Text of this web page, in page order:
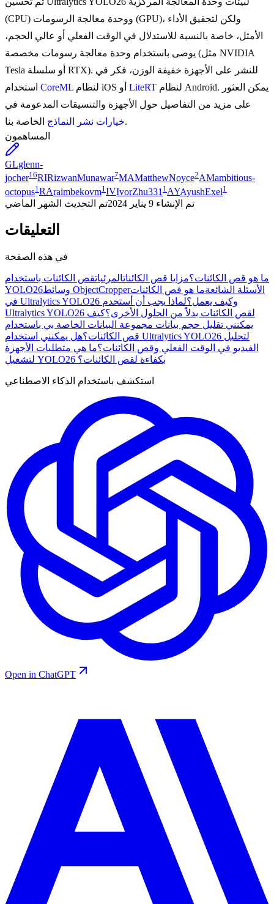
(CPU) ووحدة معالجة الرسومات (GPU)، ولكن لتحقيق الأداء
الأمثل، خاصة بالنسبة للاستدلال في الوقت الفعلي أو عالي الحجم،
يوصى باستخدام وحدة معالجة رسومات مخصصة (مثل NVIDIA
Tesla أو سلسلة RTX). للنشر على الأجهزة خفيفة الوزن، فكر في
CoreML LiteRT
على مزيد من التفاصيل حول الأجهزة والتنسيقات المدعومة في
خيارات نشر النماذجالخاصة بنا.
المساهمون
GLglenn-
jocher16RIRizwanMunawar7MAMatthewNoyce2AMambitious-
octopus1 RAraimbekovm1 IVIvorZhu331 1 AYAyushExel1
تم الإنشاء 9 يناير 2024 تم التحديث الشهر الماضي
التعليقات
في هذه الصفحة
ما هو قص الكائنات؟مزايا قص الكائناتالمرئياتقص الكائنات باستخدام
YOLO26
وسائط ObjectCropper الأسئلة الشائعةما هو قص الكائنات
في Ultralytics YOLO26 وكيف يعمل؟لماذا يجب أن أستخدم
Ultralytics YOLO26 لقص الكائنات بدلاً من الحلول الأخرى؟كيف
يمكنني تقليل حجم بيانات مجموعة البيانات الخاصة بي باستخدام
قص الكائنات؟هل يمكنني استخدام Ultralytics YOLO26 لتحليل
الفيديو في الوقت الفعلي وقص الكائنات؟ما هي متطلبات الأجهزة
لتشغيل YOLO26 بكفاءة لقص الكائنات؟
استكشف باستخدام الذكاء الاصطناعي
Open in ChatGPT